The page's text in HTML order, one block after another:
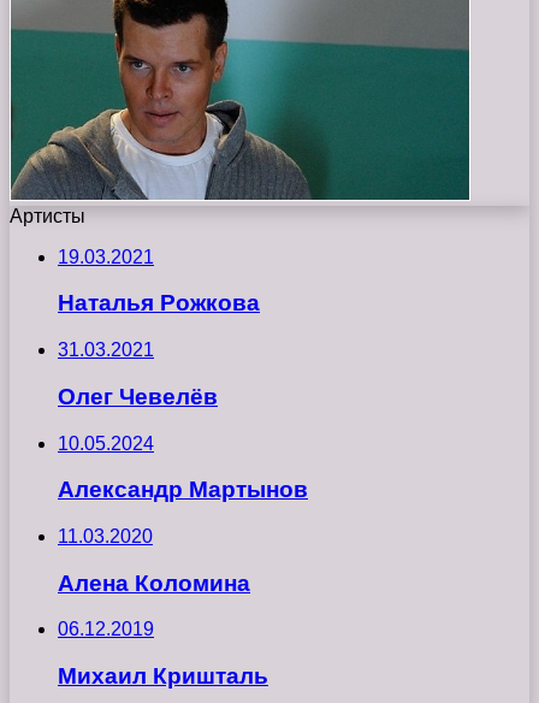
Артисты
19.03.2021
Наталья Рожкова
31.03.2021
Олег Чевелёв
10.05.2024
Александр Мартынов
11.03.2020
Алена Коломина
06.12.2019
Михаил Кришталь